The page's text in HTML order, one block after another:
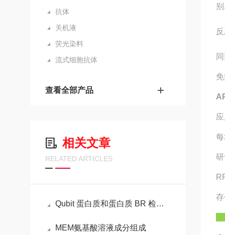
抗体
关机液
荧光染料
流式细胞抗体
查看全部产品
相关文章
RELATED ARTICLES
Qubit 蛋白质和蛋白质 BR 检测试剂盒的性能
MEM氨基酸溶液成分组成